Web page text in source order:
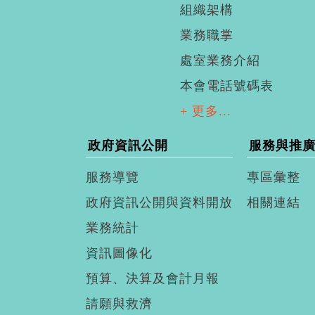
組織架構
業務職掌
處室業務介紹
本會電話號碼表
+ 更多...
政府資訊公開
服務導覽
政府資訊公開與資料開放
業務統計
資訊圖像化
預算、決算及會計月報
請願與救濟
服務與推廣
專區彙整
相關連結